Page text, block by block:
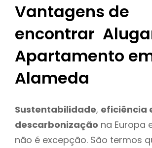
Vantagens de
encontrar
Apartamento
Alameda
Sustentabilidade, eficiência
descarbonização na Europa
não é excepção. São termos